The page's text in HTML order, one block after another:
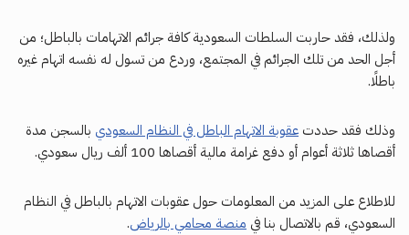
ولذلك، فقد حاربت السلطات السعودية كافة جرائم الاتهامات بالباطل؛ من
أجل الحد من تلك الجرائم في المجتمع، وردع من تسول له نفسه اتهام غيره
باطلًا.
وذلك فقد حددت عقوبة الاتهام الباطل في النظام السعودي بالسجن مدة
أقصاها ثلاثة أعوام أو دفع غرامة مالية أقصاها 100 ألف ريال سعودي.
للاطلاع على المزيد من المعلومات حول عقوبات الاتهام بالباطل في النظام
السعودي، قم بالاتصال بنا في منصة محامي بالرياض.